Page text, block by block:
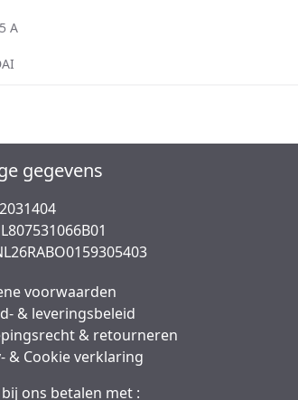
A
gegevens
voorwaarden
& leveringsbeleid
& retourneren
& Cookie verklaring
ons betalen met :